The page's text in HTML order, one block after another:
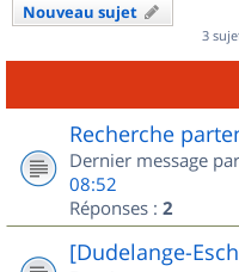
Nouveau sujet
3
Recherche
Dernier message par
08:52
Réponses : 2
[Dudelange-